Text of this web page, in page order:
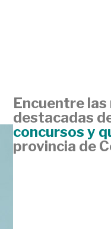
Encuentre
destacadas
concursos y
provincia de